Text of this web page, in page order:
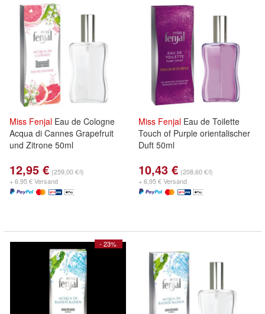
Miss Fenjal Eau de Cologne
Acqua di Cannes Grapefruit
und Zitrone 50ml
12,95 € (259,00 €/l)
+ 6,95 € Versand
Miss Fenjal Eau de Toilette
Touch of Purple orientalischer
Duft 50ml
10,43 € (208,60 €/l)
+ 6,95 € Versand
- 23%